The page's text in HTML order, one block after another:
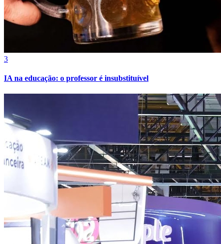
Internacional
3
IA na educação: o professor é insubstituível